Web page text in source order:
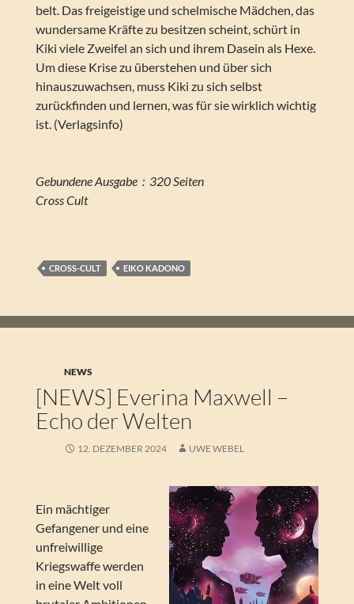
belt. Das freigeistige und schelmische Mädchen, das
wundersame Kräfte zu besitzen scheint, schürt in
Kiki viele Zweifel an sich und ihrem Dasein als Hexe.
Um diese Krise zu überstehen und über sich
hinauszuwachsen, muss Kiki zu sich selbst
zurückfinden und lernen, was für sie wirklich wichtig
ist. (Verlagsinfo)
Gebundene Ausgabe ‏ : ‎ 320 Seiten
Cross Cult
CROSS-CULT EIKO KADONO
NEWS
[NEWS] Everina Maxwell –
Echo der Welten
12. DEZEMBER 2024 UWE WEBEL
Ein mächtiger
Gefangener und eine
unfreiwillige
Kriegswaffe werden
in eine Welt voll